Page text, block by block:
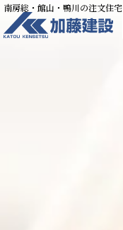
南房総・館山・鴨川の注文住宅